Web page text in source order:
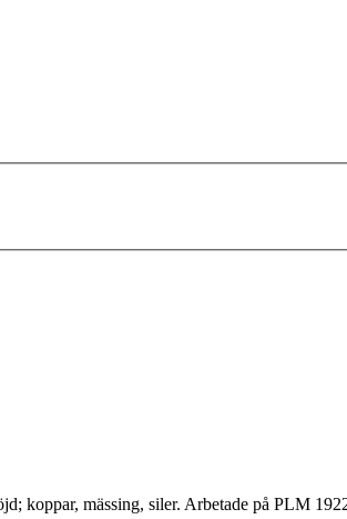
koppar, mässing, siler. Arbetade på PLM